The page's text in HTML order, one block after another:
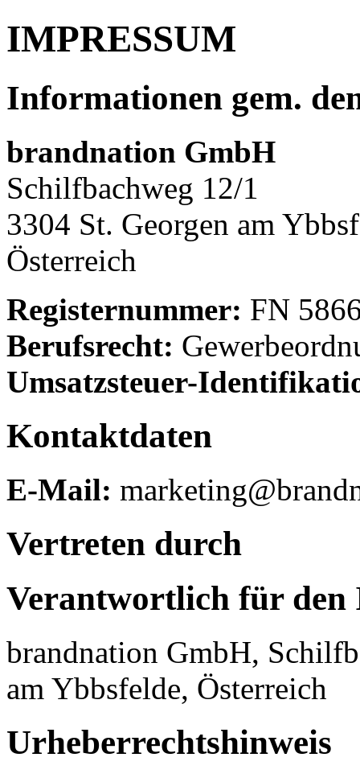
IMPRESSUM
Informationen gem.
brandnation GmbH
Schilfbachweg 12/1
3304 St. Georgen am
Österreich
Registernummer: FN
Berufsrecht:
Umsatzsteuer-
Kontaktdaten
E-Mail:
Vertreten durch
Verantwortlich für
brandnation GmbH,
am Ybbsfelde, Österreich
Urheberrechtshinweis